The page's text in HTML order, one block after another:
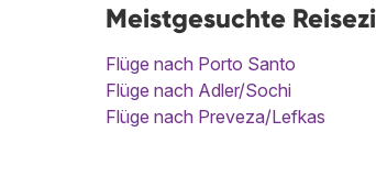
Meistgesuchte
Flüge nach Porto Santo
Flüge nach Adler/Sochi
Flüge nach Preveza/Lefkas